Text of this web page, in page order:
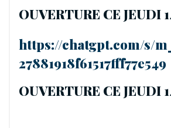
OUVERTURE CE JEUDI
https://chatgpt.com/s/
27881918f61517fff77e549
OUVERTURE CE JEUDI